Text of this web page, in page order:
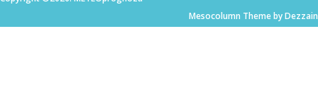
Mesocolumn Theme by Dezzain